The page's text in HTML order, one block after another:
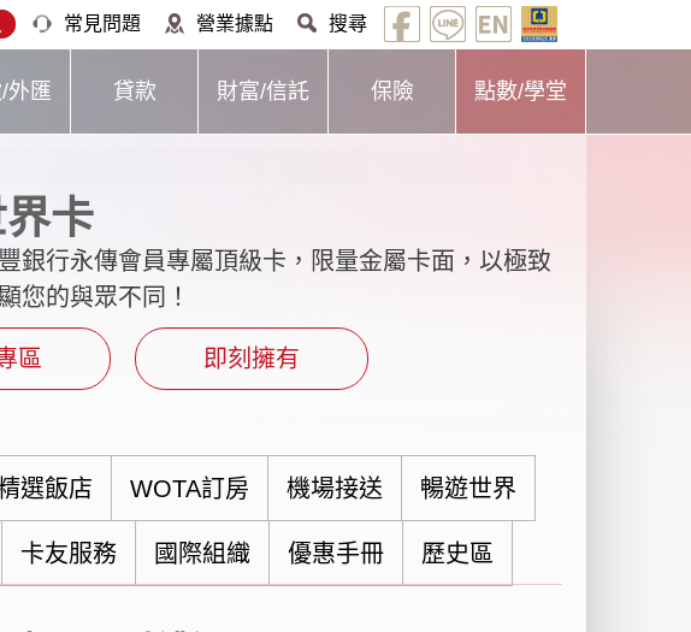
常見問題 營業據點 搜尋
外匯 貸款 財富/信託 保險 點數/學堂
卡
銀行永傳會員專屬頂級卡，限量金屬卡面，以極致
您的與眾不同！
區 即刻擁有
選飯店 WOTA訂房 機場接送 暢遊世界
卡友服務 國際組織 優惠手冊 歷史區